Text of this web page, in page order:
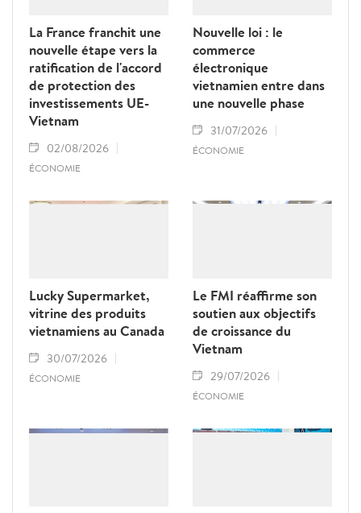
La France franchit une
nouvelle étape vers la
ratification de l'accord
de protection des
investissements UE-
Vietnam
02/08/2026
ÉCONOMIE
Nouvelle loi : le
commerce
électronique
vietnamien entre dans
une nouvelle phase
31/07/2026
ÉCONOMIE
Lucky Supermarket,
vitrine des produits
vietnamiens au Canada
30/07/2026
ÉCONOMIE
Le FMI réaffirme son
soutien aux objectifs
de croissance du
Vietnam
29/07/2026
ÉCONOMIE